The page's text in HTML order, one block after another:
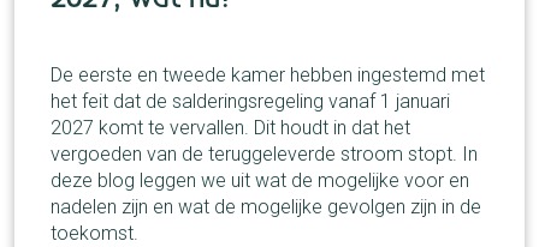
De eerste en tweede kamer hebben ingestemd met
het feit dat de salderingsregeling vanaf 1 januari
2027 komt te vervallen. Dit houdt in dat het
vergoeden van de teruggeleverde stroom stopt. In
deze blog leggen we uit wat de mogelijke voor en
nadelen zijn en wat de mogelijke gevolgen zijn in de
toekomst.